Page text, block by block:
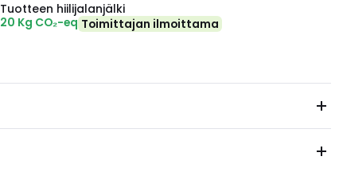
Tuotteen hiilijalanjälki
20 Kg CO₂-eq Toimittajan ilmoittama